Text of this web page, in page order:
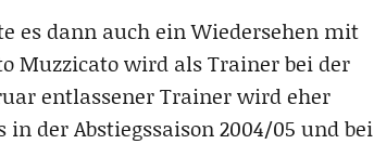
es dann auch ein Wiedersehen mit
Muzzicato wird als Trainer bei der
entlassener Trainer wird eher
der Abstiegssaison 2004/05 und bei